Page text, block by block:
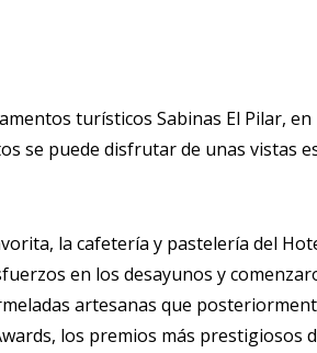
turísticos Sabinas El Pilar, en
se puede disfrutar de unas vistas
la cafetería y pastelería del
en los desayunos y
artesanas que
los premios más prestigiosos